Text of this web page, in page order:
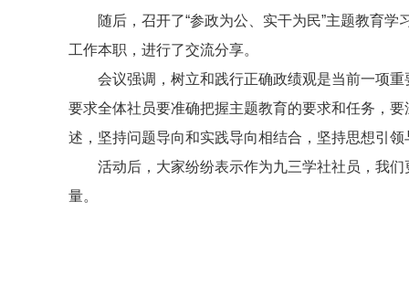
随后，召开了“参政为公、实干为民”主题教育学
工作本职， 进行了交流分享。
会议强调，树立和践行正确政绩观是当前一项
要求全体社员要准确把握主题教育的要求和任务，
述，坚持问题导向和实践导向相结合，坚持思想引
活动后，大家纷纷表示作为九三学社社员，我
量。